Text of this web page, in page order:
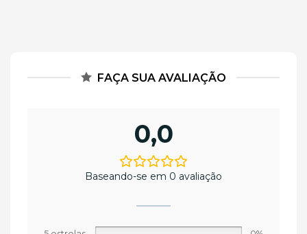
FAÇA SUA AVALIAÇÃO
0,0
Baseando-se em 0 avaliação